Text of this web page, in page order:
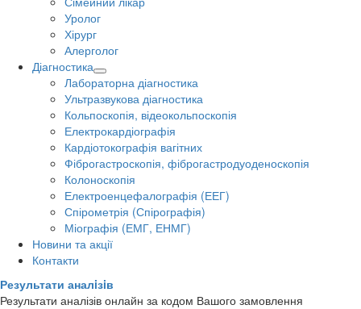
Уролог
Хірург
Алерголог
Діагностика
Лабораторна діагностика
Ультразвукова діагностика
Кольпоскопія, відеокольпоскопія
Електрокардіографія
Кардіотокографія вагітних
Фіброгастроскопія, фіброгастродуоденоскопія
Колоноскопія
Електроенцефалографія (ЕЕГ)
Спірометрія (Спірографія)
Міографія (ЕМГ, ЕНМГ)
Новини та акції
Контакти
Результати аналiзiв
Результати аналізів онлайн за кодом Вашого замовлення